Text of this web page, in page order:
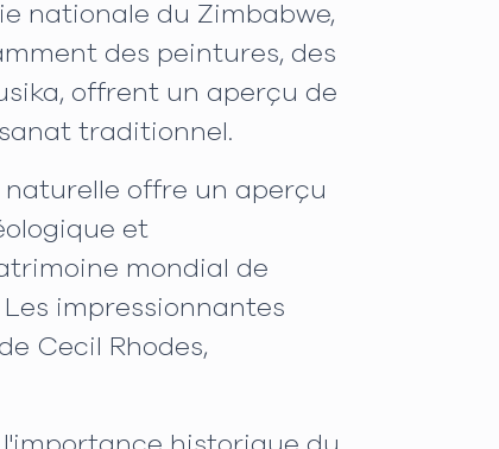
nationale du Zimbabwe,
des peintures, des
offrent un aperçu de
traditionnel.
naturelle offre un aperçu
et
mondial de
impressionnantes
Cecil Rhodes,